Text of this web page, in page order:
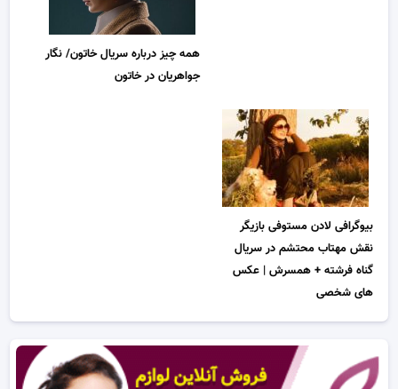
همه چیز درباره سریال خاتون/ نگار
جواهریان در خاتون
بیوگرافی لادن مستوفی بازیگر
نقش مهتاب محتشم در سریال
گناه فرشته + همسرش | عکس
های شخصی